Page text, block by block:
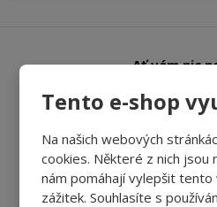
Tento e-shop
Na našich webových
cookies. Některé z nich jsou
nám pomáhají vylepšit tento
zážitek. Souhlasíte s
Ať vám nic
Souhlasím se